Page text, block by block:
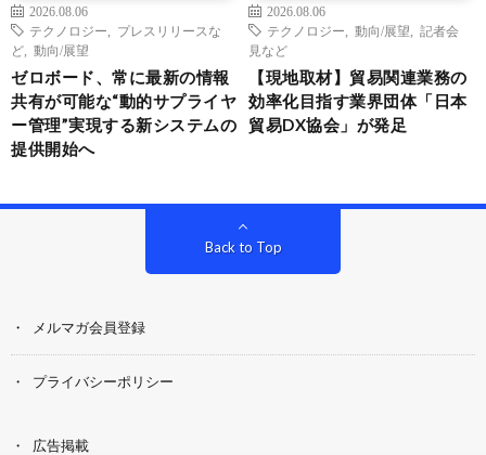
2026.08.06
テクノロジー
プレスリリースな
ど
動向/展望
ゼロボード、常に最新の情報
共有が可能な“動的サプライヤ
ー管理”実現する新システムの
提供開始へ
2026.08.06
テクノロジー
動向/展望
記者会
見など
【現地取材】貿易関連業務の
効率化目指す業界団体「日本
貿易DX協会」が発足
Back to Top
メルマガ会員登録
プライバシーポリシー
広告掲載